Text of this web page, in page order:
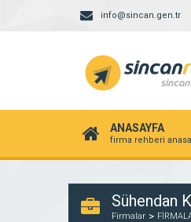
info@sincan.gen.tr
ANASAYFA
firma rehberi
Sühendan
Firmalar